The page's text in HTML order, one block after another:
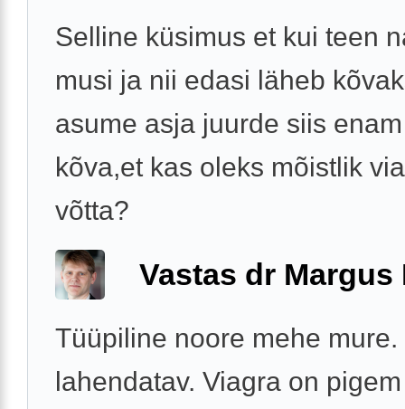
Selline küsimus et kui teen
musi ja nii edasi läheb
asume asja juurde siis
kõva,et kas oleks mõistlik
võtta?
Vastas dr Margus
Tüüpiline noore mehe mure.
lahendatav. Viagra on